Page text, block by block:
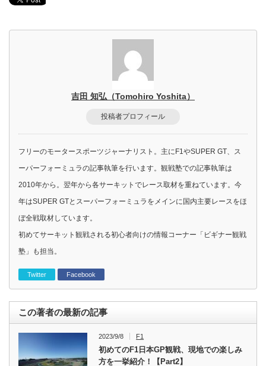
吉田 知弘（Tomohiro Yoshita）
投稿者プロフィール
フリーのモータースポーツジャーナリスト。主にF1やSUPER GT、ス
ーパーフォーミュラの記事執筆を行います。観戦塾での記事執筆は
2010年から。翌年から各サーキットでレース取材を重ねています。今
年はSUPER GTとスーパーフォーミュラをメインに国内主要レースをほ
ぼ全戦取材しています。
初めてサーキット観戦される初心者向けの情報コーナー「ビギナー観戦
塾」も担当。
Twitter Facebook
この著者の最新の記事
2023/9/8 F1
初めてのF1日本GP観戦、現地での楽しみ
方を一挙紹介！【Part2】